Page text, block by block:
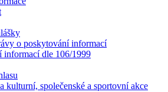
o poskytování informací
informací dle 106/1999
kulturní, společenské a sportovní akce